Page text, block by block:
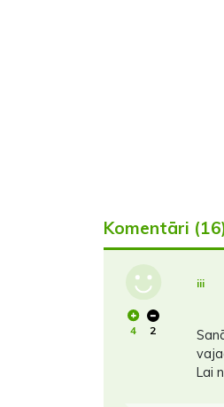
Komentāri
4 2
iii
Lai